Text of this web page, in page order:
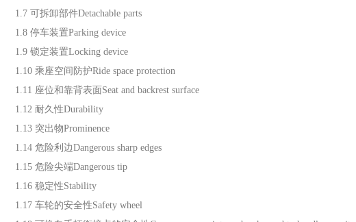
1.7 可拆卸部件Detachable parts
1.8 停车装置Parking device
1.9 锁定装置Locking device
1.10 乘座空间防护Ride space protection
1.11 座位和靠背表面Seat and backrest surface
1.12 耐久性Durability
1.13 突出物Prominence
1.14 危险利边Dangerous sharp edges
1.15 危险尖端Dangerous tip
1.16 稳定性Stability
1.17 车轮的安全性Safety wheel